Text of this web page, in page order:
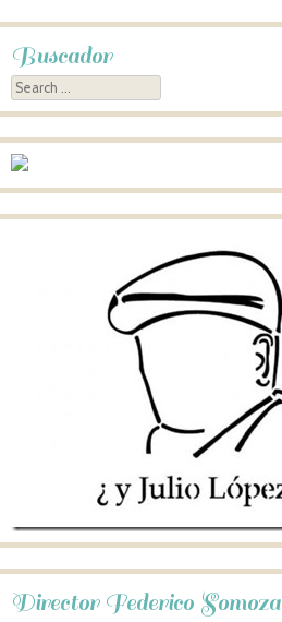
Buscador
Search
Director Federico Somoza